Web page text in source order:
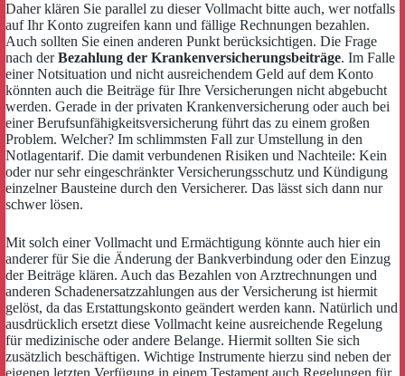
Daher klären Sie parallel zu dieser Vollmacht bitte auch, wer notfalls
auf Ihr Konto zugreifen kann und fällige Rechnungen bezahlen.
Auch sollten Sie einen anderen Punkt berücksichtigen. Die Frage
nach derBezahlung der Krankenversicherungsbeiträge. Im Falle
einer Notsituation und nicht ausreichendem Geld auf dem Konto
könnten auch die Beiträge für Ihre Versicherungen nicht abgebucht
werden. Gerade in der privaten Krankenversicherung oder auch bei
einer Berufsunfähigkeitsversicherung führt das zu einem großen
Problem. Welcher? Im schlimmsten Fall zur Umstellung in den
Notlagentarif. Die damit verbundenen Risiken und Nachteile: Kein
oder nur sehr eingeschränkter Versicherungsschutz und Kündigung
einzelner Bausteine durch den Versicherer. Das lässt sich dann nur
schwer lösen.
Mit solch einer Vollmacht und Ermächtigung könnte auch hier ein
anderer für Sie die Änderung der Bankverbindung oder den Einzug
der Beiträge klären. Auch das Bezahlen von Arztrechnungen und
anderen Schadenersatzzahlungen aus der Versicherung ist hiermit
gelöst, da das Erstattungskonto geändert werden kann. Natürlich und
ausdrücklich ersetzt diese Vollmacht keine ausreichende Regelung
für medizinische oder andere Belange. Hiermit sollten Sie sich
zusätzlich beschäftigen. Wichtige Instrumente hierzu sind neben der